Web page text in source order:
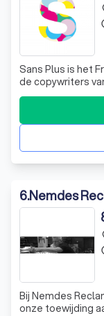
Sans Plus is het
de copywriters
we doen niets
Anne, die na 20
tekstbureau
6.Nemdes
Bij Nemdes
onze toewijding